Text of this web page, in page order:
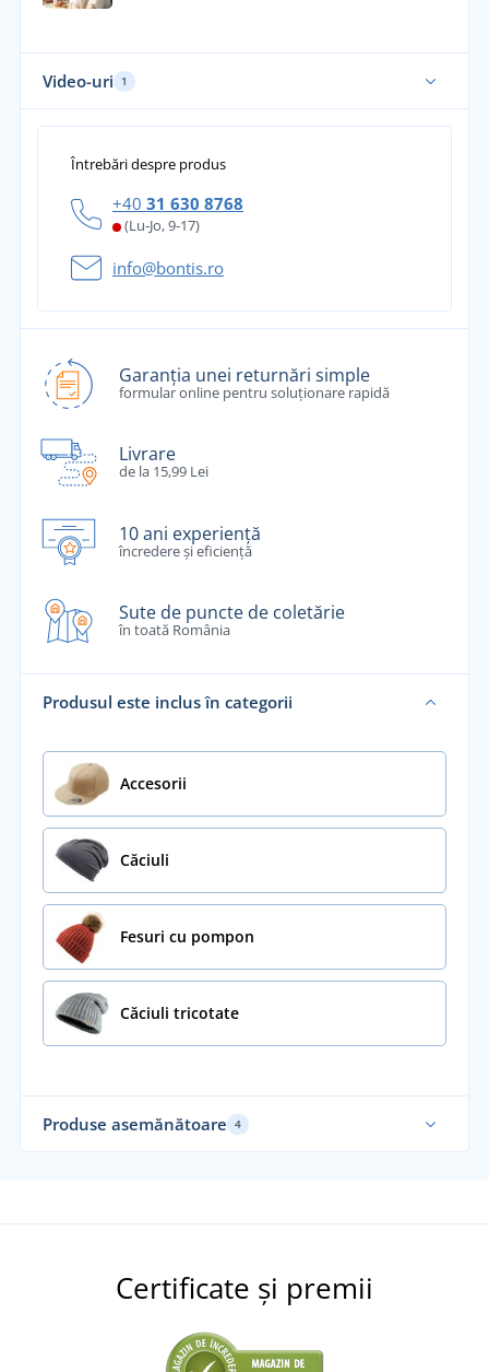
Video-uri 1
Întrebări despre produs
+40 31 630 8768
(Lu-Jo, 9-17)
info@bontis.ro
Garanția unei returnări simple
formular online pentru soluționare rapidă
Livrare
de la 15,99 Lei
10 ani experiență
încredere și eficiență
Sute de puncte de coletărie
în toată România
Produsul este inclus în categorii
Accesorii
Căciuli
Fesuri cu pompon
Căciuli tricotate
Produse asemănătoare 4
Certificate și premii